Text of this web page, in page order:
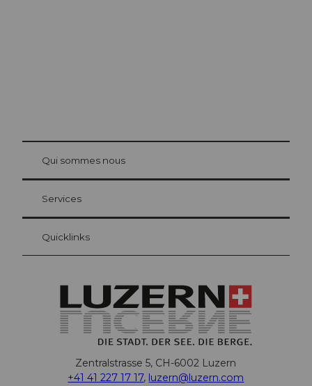
Carte d’hôte Lucerne
Vos avantages en tant qu'hôte pour la nuit
at Bre
Qui sommes nous
Services
Quicklinks
Zentralstrasse 5, CH-6002 Luzern
+41 41 227 17 17, luzern@luzern.com